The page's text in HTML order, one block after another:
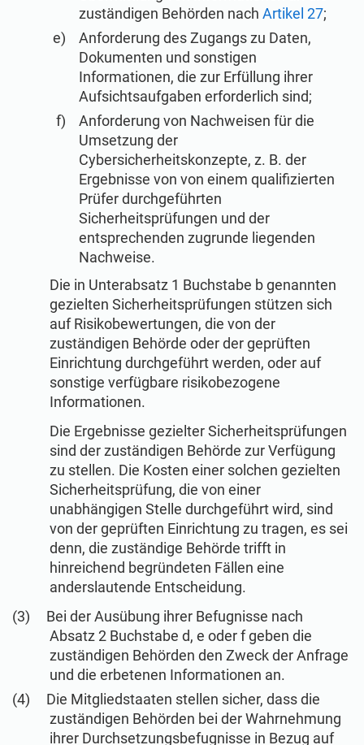
zuständigen Behörden nach Artikel 27;
Anforderung des Zugangs zu Daten,
Dokumenten und sonstigen
Informationen, die zur Erfüllung ihrer
Aufsichtsaufgaben erforderlich sind;
Anforderung von Nachweisen für die
Umsetzung der
Cybersicherheitskonzepte, z. B. der
Ergebnisse von von einem qualifizierten
Prüfer durchgeführten
Sicherheitsprüfungen und der
entsprechenden zugrunde liegenden
Nachweise.
Die in Unterabsatz 1 Buchstabe b genannten
gezielten Sicherheitsprüfungen stützen sich
auf Risikobewertungen, die von der
zuständigen Behörde oder der geprüften
Einrichtung durchgeführt werden, oder auf
sonstige verfügbare risikobezogene
Informationen.
Die Ergebnisse gezielter Sicherheitsprüfungen
sind der zuständigen Behörde zur Verfügung
zu stellen. Die Kosten einer solchen gezielten
Sicherheitsprüfung, die von einer
unabhängigen Stelle durchgeführt wird, sind
von der geprüften Einrichtung zu tragen, es sei
denn, die zuständige Behörde trifft in
hinreichend begründeten Fällen eine
anderslautende Entscheidung.
Bei der Ausübung ihrer Befugnisse nach
Absatz 2 Buchstabe d, e oder f geben die
zuständigen Behörden den Zweck der Anfrage
und die erbetenen Informationen an.
Die Mitgliedstaaten stellen sicher, dass die
zuständigen Behörden bei der Wahrnehmung
ihrer Durchsetzungsbefugnisse in Bezug auf